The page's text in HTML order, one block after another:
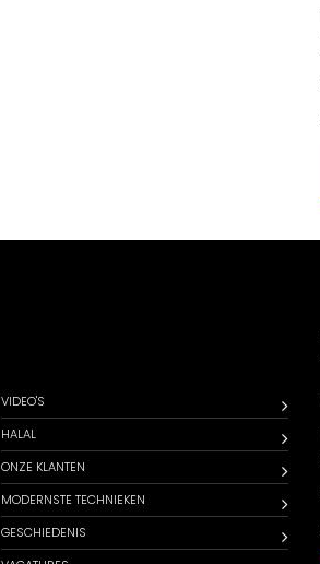
VIDEO'S
HALAL
ONZE KLANTEN
MODERNSTE TECHNIEKEN
GESCHIEDENIS